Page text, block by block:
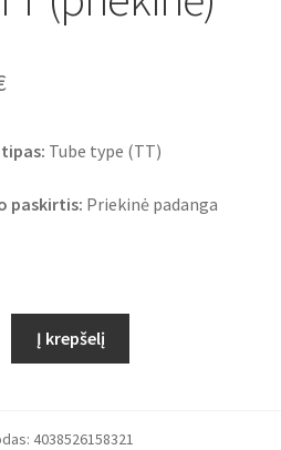
Tube type (TT)
paskirtis: Priekinė padanga
Į krepšelį
4038526158321